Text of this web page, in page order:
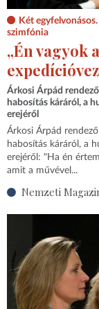
Két
szimfónia
„Én vagyok
Árkosi Árpád
habosítás káráról, a
erejéről
Árkosi Árpád
habosítás káráról, a
erejéről: "Ha én
amit a művével...
Nemzeti